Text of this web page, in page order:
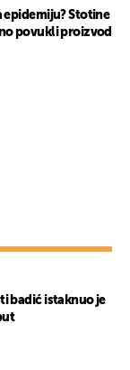
epidemiju? Stotine
povukli proizvod
badić istaknuo je